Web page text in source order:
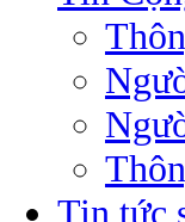
Tin tức